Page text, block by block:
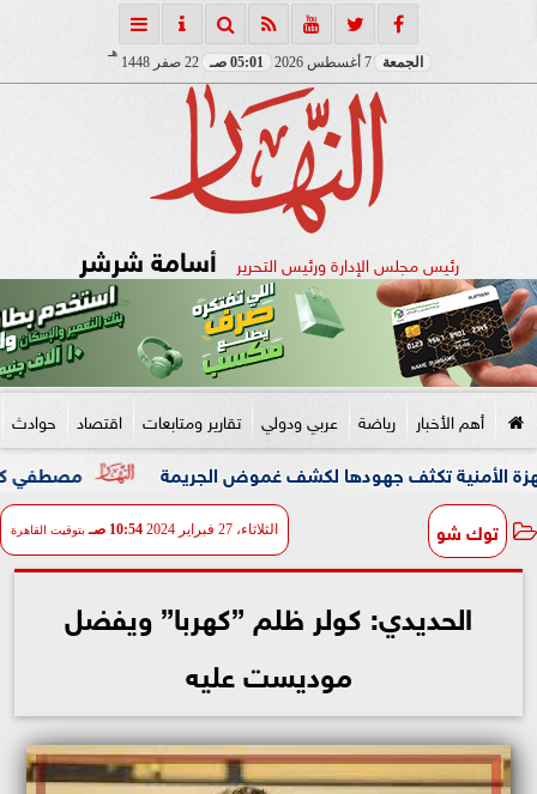
الجمعة 7 أغسطس 2026 05:01 صـ 22 صفر 1448
هـ
رئيس مجلس الإدارة ورئيس التحرير أسامة شرشر
أهم الأخبار رياضة عربي ودولي تقارير ومتابعات اقتصاد حوادث
مصطفي كامل يعلن تكثف جهودها لكشف غموض الجريمة
توك شو الثلاثاء، 27 فبراير 2024 10:54 صـ بتوقيت القاهرة
الحديدي: كولر ظلم ”كهربا” ويفضل
موديست عليه